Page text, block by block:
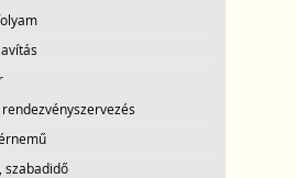
rendezvényszervezés
szabadidő